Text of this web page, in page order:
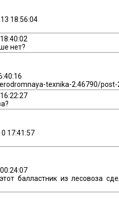
18:56:04
нет?
texnika-2.46790/post-
17:41:57
балластник из лесовоза